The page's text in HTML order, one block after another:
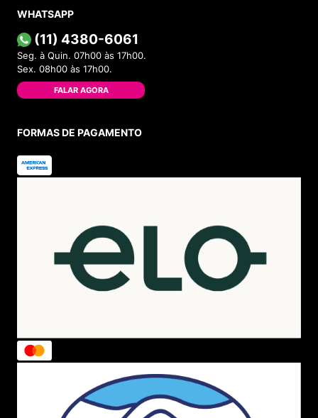
WHATSAPP
(11) 4380-6061
Seg. à Quin. 07h00 às 17h00.
Sex. 08h00 às 17h00.
FALAR AGORA
FORMAS DE PAGAMENTO